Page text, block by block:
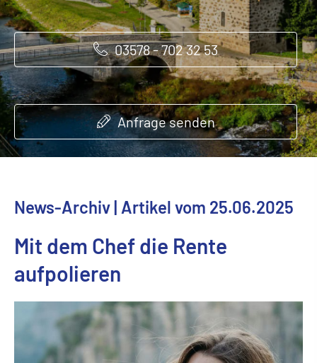
03578 - 702 32 53
Anfrage senden
03578 - 702 32 53
Anfrage senden
03578 - 702 32 53
Anfrage senden
News-Archiv | Artikel vom 25.06.2025
Mit dem Chef die Rente
aufpolieren